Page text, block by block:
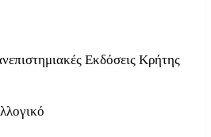
Εκδόσεις Κρήτης